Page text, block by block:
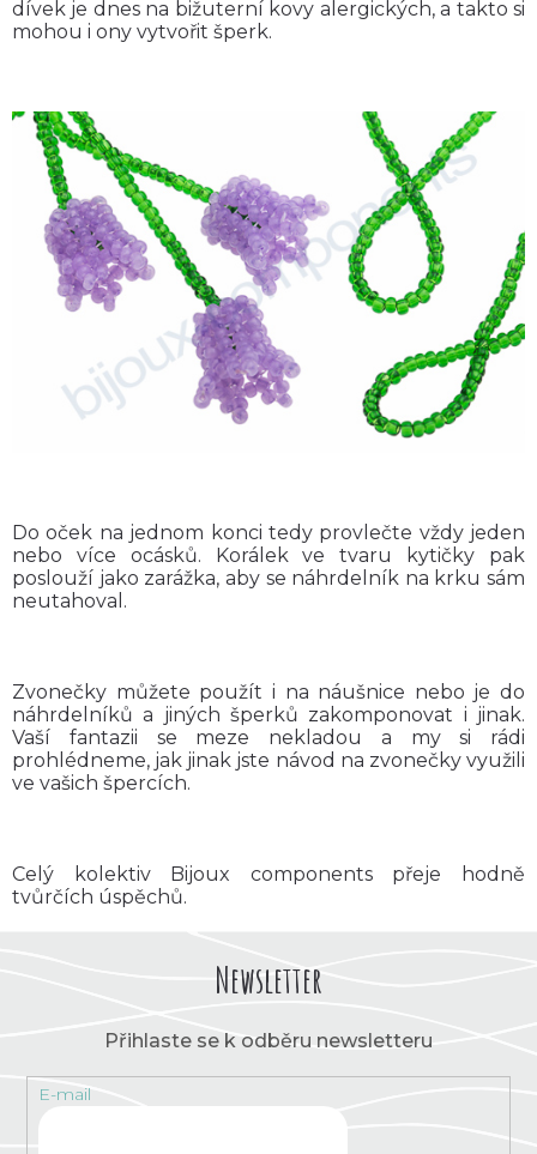
dívek je dnes na bižuterní kovy alergických, a takto si
mohou i ony vytvořit šperk.
Do oček na jednom konci tedy provlečte vždy jeden
nebo více ocásků. Korálek ve tvaru kytičky pak
poslouží jako zarážka, aby se náhrdelník na krku sám
neutahoval.
Zvonečky můžete použít i na náušnice nebo je do
náhrdelníků a jiných šperků zakomponovat i jinak.
Vaší fantazii se meze nekladou a my si rádi
prohlédneme, jak jinak jste návod na zvonečky využili
ve vašich špercích.
Celý kolektiv Bijoux components přeje hodně
tvůrčích úspěchů.
Newsletter
Přihlaste se k odběru newsletteru
E-mail